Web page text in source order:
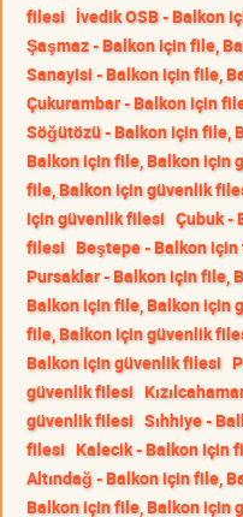
filesi İvedik OSB - Balkon
Şaşmaz - Balkon için file,
Sanayisi - Balkon için file,
Çukurambar - Balkon için
Söğütözü - Balkon için file,
Balkon için file, Balkon için
file, Balkon için güvenlik
için güvenlik filesi Çubuk -
filesi Beştepe - Balkon
Pursaklar - Balkon için file,
Balkon için file, Balkon için
file, Balkon için güvenlik
Balkon için güvenlik filesi
güvenlik filesi
güvenlik filesi Sıhhiye -
filesi Kalecik - Balkon için
Altındağ - Balkon için file,
Balkon için file, Balkon için